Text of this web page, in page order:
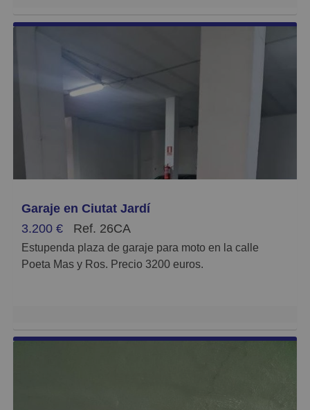
Este anuncio no es vinculante, puede contener
Garaje en Ciutat Jardí
3.200 €
Ref. 26CA
Estupenda plaza de garaje para moto en la calle
Poeta Mas y Ros. Precio 3200 euros.